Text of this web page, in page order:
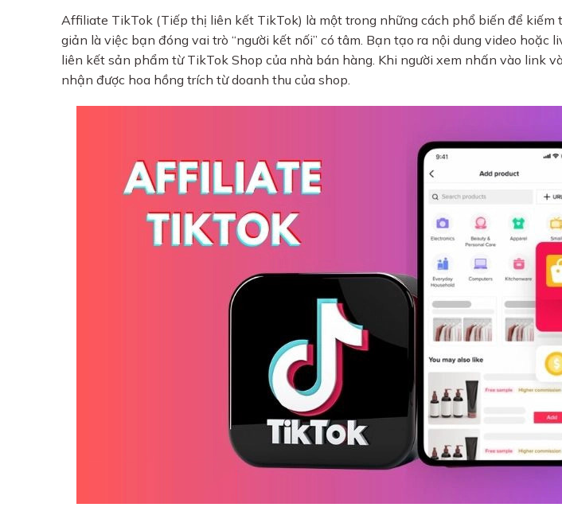
Affiliate TikTok (Tiếp thị liên kết TikTok) là một trong những cách phổ biến để kiếm
giản là việc bạn đóng vai trò “người kết nối” có tâm. Bạn tạo ra nội dung video hoặc
liên kết sản phẩm từ TikTok Shop của nhà bán hàng. Khi người xem nhấn vào link
nhận được hoa hồng trích từ doanh thu của shop.